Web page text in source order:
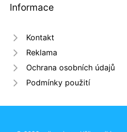
Informace
Kontakt
Reklama
Ochrana osobních údajů
Podmínky použití